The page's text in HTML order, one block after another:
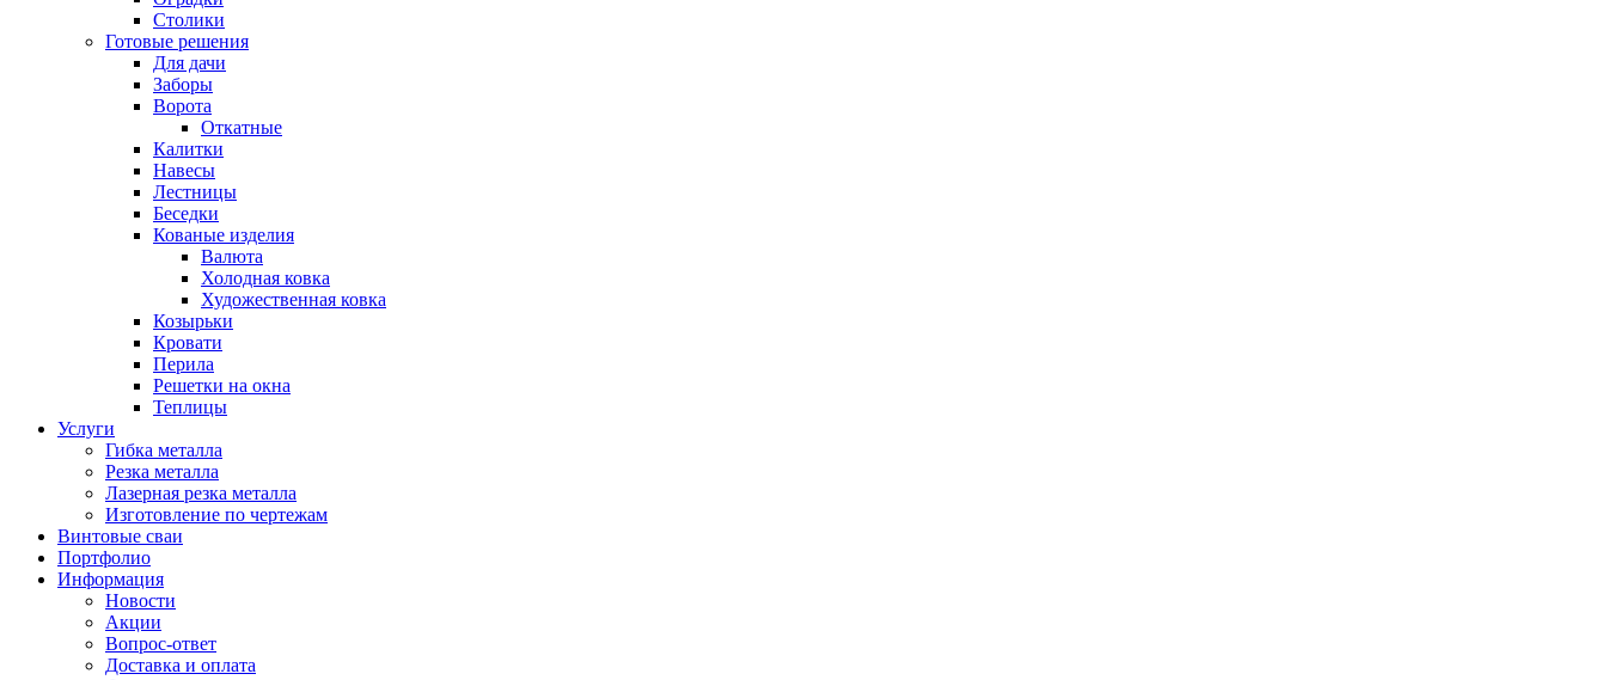
Столики
Готовые решения
Для дачи
Заборы
Ворота
Откатные
Калитки
Навесы
Лестницы
Беседки
Кованые изделия
Валюта
Холодная ковка
Художественная ковка
Козырьки
Кровати
Перила
Решетки на окна
Теплицы
Услуги
Гибка металла
Резка металла
Лазерная резка металла
Изготовление по чертежам
Винтовые сваи
Портфолио
Информация
Новости
Акции
Вопрос-ответ
Доставка и оплата